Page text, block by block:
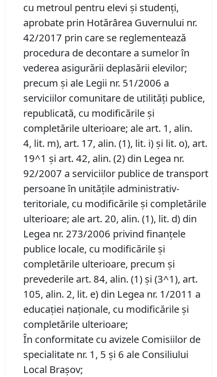
cu metroul pentru elevi şi studenţi,
aprobate prin Hotărârea Guvernului nr.
42/2017 prin care se reglementează
procedura de decontare a sumelor în
vederea asigurării deplasării elevilor;
precum şi ale Legii nr. 51/2006 a
serviciilor comunitare de utilităţi publice,
republicată, cu modificările și
completările ulterioare; ale art. 1, alin.
4, lit. m), art. 17, alin. (1), lit. i) și lit. o), art.
19^1 şi art. 42, alin. (2) din Legea nr.
92/2007 a serviciilor publice de transport
persoane în unităţile administrativ-
teritoriale, cu modificările şi completările
ulterioare; ale art. 20, alin. (1), lit. d) din
Legea nr. 273/2006 privind finanţele
publice locale, cu modificările şi
completările ulterioare, precum și
prevederile art. 84, alin. (1) şi (3^1), art.
105, alin. 2, lit. e) din Legea nr. 1/2011 a
educaţiei naţionale, cu modificările şi
completările ulterioare;
În conformitate cu avizele Comisiilor de
specialitate nr. 1, 5 și 6 ale Consiliului
Local Brașov;